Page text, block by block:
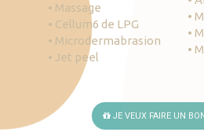
• Massage
• Cellum6 de LPG
• Microdermabrasion
• Jet peel
•
•
•
JE VEUX FAIRE UN